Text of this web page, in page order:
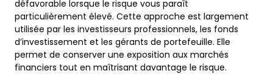
défavorable lorsque le risque vous paraît
particulièrement élevé. Cette approche est largement
utilisée par les investisseurs professionnels, les fonds
d’investissement et les gérants de portefeuille. Elle
permet de conserver une exposition aux marchés
financiers tout en maîtrisant davantage le risque.